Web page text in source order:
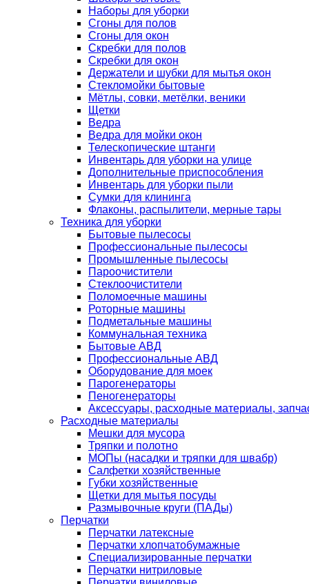
Наборы для уборки
Сгоны для полов
Сгоны для окон
Скребки для полов
Скребки для окон
Держатели и шубки для мытья окон
Стекломойки бытовые
Мётлы, совки, метёлки, веники
Щетки
Ведра
Ведра для мойки окон
Телескопические штанги
Инвентарь для уборки на улице
Дополнительные приспособления
Инвентарь для уборки пыли
Сумки для клининга
Флаконы, распылители, мерные тары
Техника для уборки
Бытовые пылесосы
Профессиональные пылесосы
Промышленные пылесосы
Пароочистители
Стеклоочистители
Поломоечные машины
Роторные машины
Подметальные машины
Коммунальная техника
Бытовые АВД
Профессиональные АВД
Оборудование для моек
Парогенераторы
Пеногенераторы
Аксессуары, расходные материалы,
Расходные материалы
Мешки для мусора
Тряпки и полотно
МОПы (насадки и тряпки для швабр)
Салфетки хозяйственные
Губки хозяйственные
Щетки для мытья посуды
Размывочные круги (ПАДы)
Перчатки
Перчатки латексные
Перчатки хлопчатобумажные
Специализированные перчатки
Перчатки нитриловые